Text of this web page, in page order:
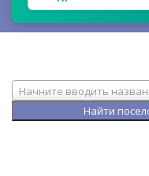
Начните вводить